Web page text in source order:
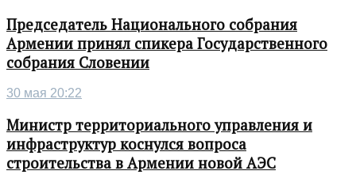
Председатель Национального собрания
Армении принял спикера Государственного
собрания Словении
30 мая 20:22
Министр территориального управления и
инфраструктур коснулся вопроса
строительства в Армении новой АЭС